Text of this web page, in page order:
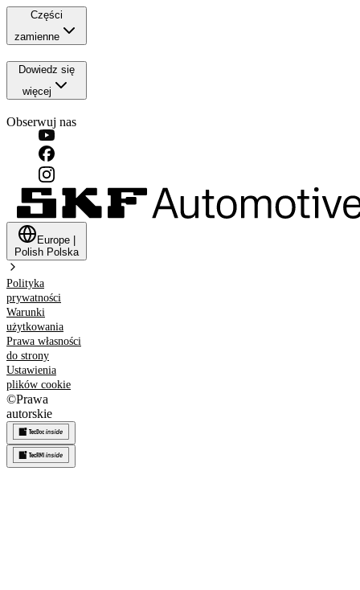
Części
zamienne
Dowiedz się
więcej
Obserwuj nas
Europe
Polish Polska
Polityka
prywatności
Warunki
użytkowania
Prawa własności
do strony
Ustawienia
plików cookie
©Prawa
autorskie